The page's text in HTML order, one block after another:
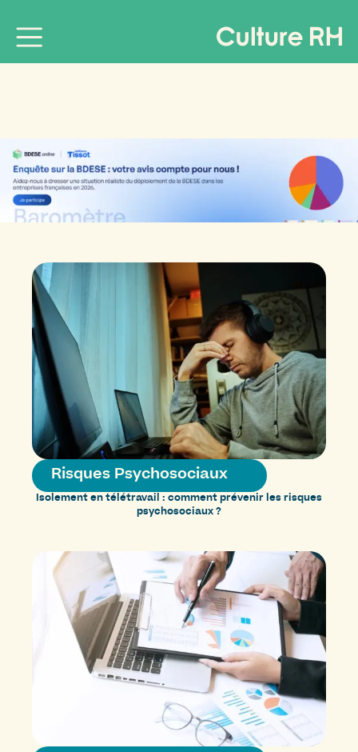
Risques Psychosociaux
Isolement en télétravail : comment prévenir les risques
psychosociaux ?